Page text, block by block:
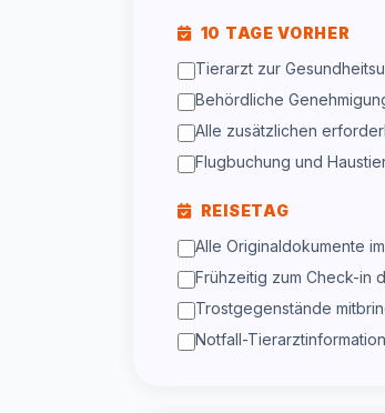
10 TAGE VORHER
Tierarzt zur
Behördliche
Alle zusätzlichen
Flugbuchung und
REISETAG
Alle Originaldokumente
Frühzeitig zum Check-in
Trostgegenstände
Notfall-